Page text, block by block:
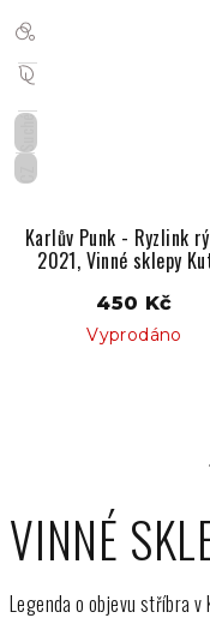
CZ
Suché
Karlův Punk - Ryzlink
2021, Vinné sklepy
450 Kč
Vyprodáno
VINNÉ
Legenda o objevu stříbra v